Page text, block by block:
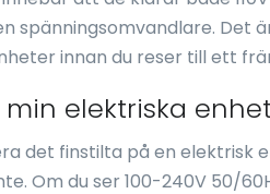
spänningsomvandlare. Det
innan du reser till ett
elektriska
det finstilta på en
Om du ser 100-240V 50/